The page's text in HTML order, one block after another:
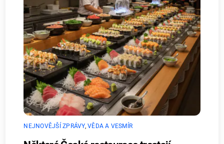
NEJNOVĚJŠÍ ZPRÁVY,VĚDA A VESMÍR